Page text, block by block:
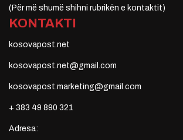
(Për më shumë shihni rubrikën e kontaktit)
KONTAKTI
kosovapost.net
kosovapost.net@gmail.com
kosovapost.marketing@gmail.com
+ 383 49 890 321
Adresa: